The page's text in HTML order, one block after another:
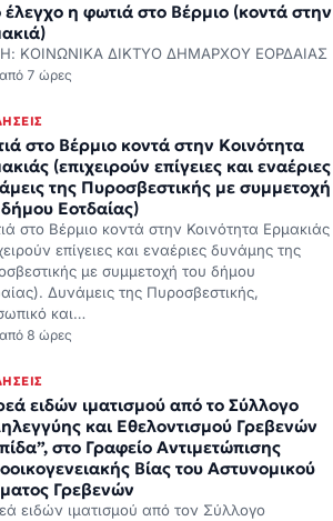
η φωτιά στο Βέρμιο (κοντά στην
ΚΟΙΝΩΝΙΚΑ ΔΙΚΤΥΟ ΔΗΜΑΡΧΟΥ ΕΟΡΔΑΙΑΣ
7 ώρες
στο Βέρμιο κοντά στην Κοινότητα
(επιχειρούν επίγειες και εναέριες
της Πυροσβεστικής με συμμετοχή
Εοτδαίας)
στο Βέρμιο κοντά στην Κοινότητα Ερμακιάς
επίγειες και εναέριες δυνάμης της
με συμμετοχή του δήμου
Δυνάμεις της Πυροσβεστικής,
και…
8 ώρες
ειδών ιματισμού από το Σύλλογο
και Εθελοντισμού Γρεβενών
στο Γραφείο Αντιμετώπισης
Βίας του Αστυνομικού
Γρεβενών
ειδών ιματισμού από τον Σύλλογο